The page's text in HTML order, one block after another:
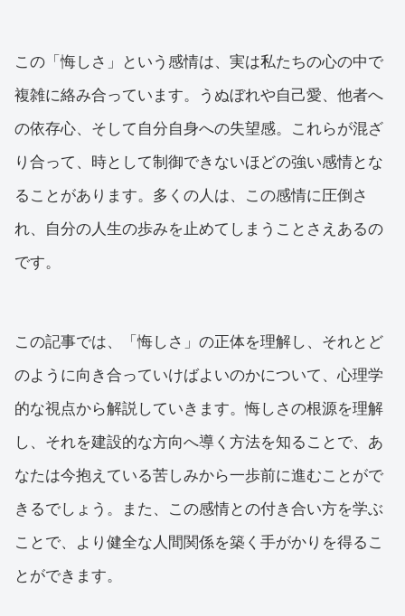
この「悔しさ」という感情は、実は私たちの心の中で
複雑に絡み合っています。うぬぼれや自己愛、他者へ
の依存心、そして自分自身への失望感。これらが混ざ
り合って、時として制御できないほどの強い感情とな
ることがあります。多くの人は、この感情に圧倒さ
れ、自分の人生の歩みを止めてしまうことさえあるの
です。
この記事では、「悔しさ」の正体を理解し、それとど
のように向き合っていけばよいのかについて、心理学
的な視点から解説していきます。悔しさの根源を理解
し、それを建設的な方向へ導く方法を知ることで、あ
なたは今抱えている苦しみから一歩前に進むことがで
きるでしょう。また、この感情との付き合い方を学ぶ
ことで、より健全な人間関係を築く手がかりを得るこ
とができます。